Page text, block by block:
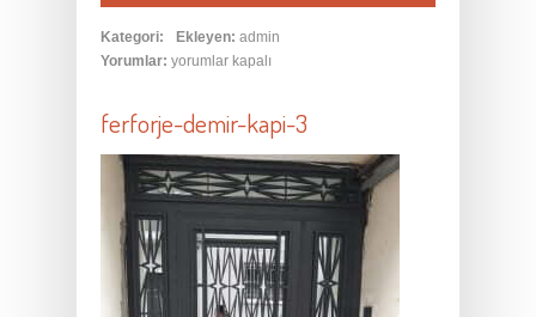
Kategori: Ekleyen: admin
Yorumlar: yorumlar kapalı
ferforje-demir-kapi-3